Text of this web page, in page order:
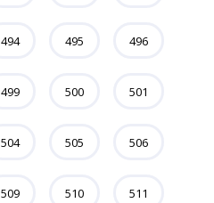
494 495 496
499 500 501
504 505 506
509 510 511